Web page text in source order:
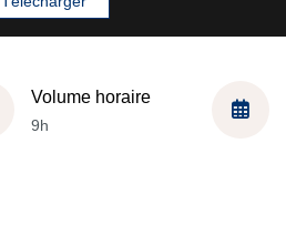
Volume horaire
9h